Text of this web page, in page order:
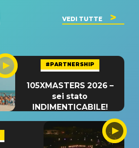
VEDI TUTTE
#PARTNERSHIP
105XMASTERS 2026 –
sei stato
INDIMENTICABILE!